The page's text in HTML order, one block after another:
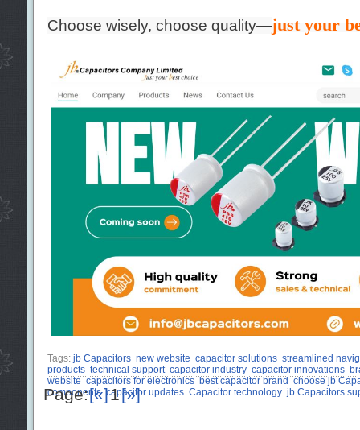
Choose wisely, choose quality—just your
Tags: jb Capacitors new website capacitor solutions streamlined
products technical support capacitor industry capacitor innovations
website capacitors for electronics best capacitor brand choose jb
components capacitor updates Capacitor technology jb Capacitors
Page:[«]1[»]